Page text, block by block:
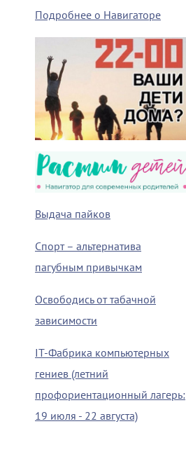
Подробнее о Навигаторе
Выдача пайков
Спорт – альтернатива
пагубным привычкам
Освободись от табачной
зависимости
IT-Фабрика компьютерных
гениев (летний
профориентационный лагерь:
19 июля - 22 августа)